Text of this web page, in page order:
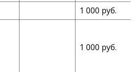
1 000 руб.
1 000 руб.